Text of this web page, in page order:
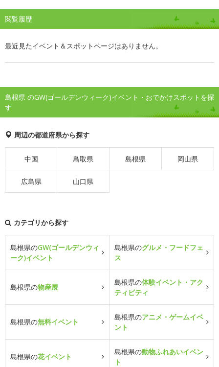
閲覧履歴
最近見たイベント＆スポットページはありません。
島根県 のGW(ゴールデンウィーク)イベント・おでかけスポットを探
す
周辺の都道府県から探す
中国 鳥取県 島根県 岡山県
広島県 山口県
カテゴリから探す
島根県のGW(ゴールデンウィ
ーク)イベント
島根県のグルメ・フードフェ
ス
島根県の物産展
島根県の体験イベント・アク
ティビティ
島根県の無料イベント
島根県のアニメ・ゲームイベ
ント
島根県の花イベント
島根県の動物ふれあいイベン
ト